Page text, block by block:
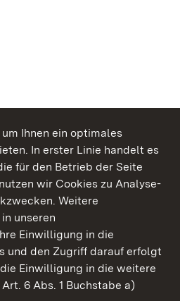
Ihnen ein optimales
In erster Linie handelt es
für den Betrieb der Seite
wir Cookies zu Analyse-
Weitere
unseren
Einwilligung in die
und den Zugriff darauf erfolgt
die Einwilligung in die weitere
6 Abs. 1 Buchstabe a)
Gärten Baden-Württemberg